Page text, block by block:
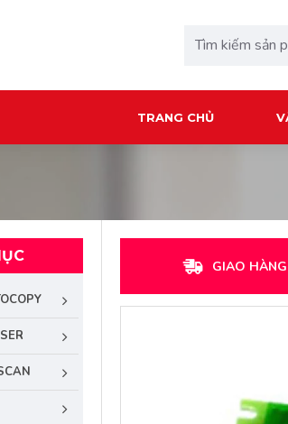
TRANG CHỦ
GIAO